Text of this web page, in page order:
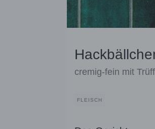
cremig-fein mit
FLEISCH